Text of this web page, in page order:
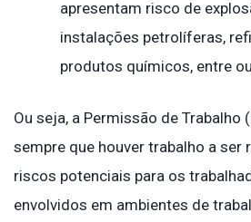
apresentam risco de
instalações petrolíferas,
produtos químicos, entre
Ou seja, a Permissão de Trabalho
sempre que houver trabalho a ser
riscos potenciais para os
envolvidos em ambientes de